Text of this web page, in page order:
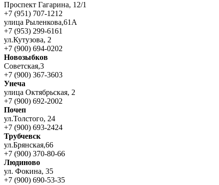
Проспект Гагарина, 12/1
+7 (951) 707-1212
улица Рыленкова,61А
+7 (953) 299-6161
ул.Кутузова, 2
+7 (900) 694-0202
Новозыбков
Советская,3
+7 (900) 367-3603
Унеча
улица Октябрьская, 2
+7 (900) 692-2002
Почеп
ул.Толстого, 24
+7 (900) 693-2424
Трубчевск
ул.Брянская,66
+7 (900) 370-80-66
Людиново
ул. Фокина, 35
+7 (900) 690-53-35